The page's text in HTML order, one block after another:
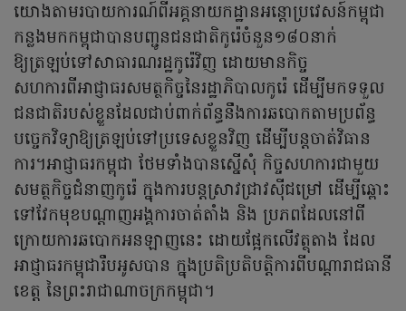
យោងតាមរបាយការណ៍ពីអគ្គនាយកដ្ឋានអន្តោប្រវេសន៍កម្ពុជា
កន្លងមកកម្ពុជាបានបញ្ជូនជនជាតិកូរ៉េចំនួន១៨០នាក់
ឱ្យត្រឡប់ទៅសាធារណរដ្ឋកូរ៉េវិញ ដោយមានកិច្ច
សហការពីអាជ្ញាធរសមត្ថកិច្ចនៃរដ្ឋាភិបាលកូរ៉េ ដើម្បីមកទទួល
ជនជាតិរបស់ខ្លួនដែលជាប់ពាក់ព័ន្ធនឹងការឆបោកតាមប្រព័ន្ធ
បច្ចេកវិទ្យាឱ្យត្រឡប់ទៅប្រទេសខ្លួនវិញ ដើម្បីបន្តចាត់វិធាន
ការ។អាជ្ញាធរកម្ពុជា ថែមទាំងបានស្នើសុំ កិច្ចសហការជាមួយ
សមត្ថកិច្ចជំនាញកូរ៉េ ក្នុងការបន្តស្រាវជ្រាវស៊ីជម្រៅ ដើម្បីឆ្ពោះ
ទៅវែកមុខបណ្តាញអង្គការចាត់តាំង និង ប្រភពដែលនៅពី
ក្រោយការឆបោកអនឡាញនេះ ដោយផ្អែកលើវត្ថុតាង ដែល
អាជ្ញាធរកម្ពុជារឹបអូសបាន ក្នុងប្រតិប្រតិបត្តិការពីបណ្តារាជធានី
ខេត្ត នៃព្រះរាជាណាចក្រកម្ពុជា។